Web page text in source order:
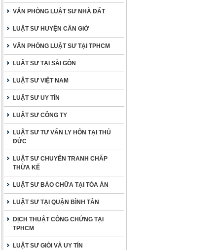
VĂN PHÒNG LUẬT SƯ NHÀ ĐẤT
LUẬT SƯ HUYỆN CẦN GIỜ
VĂN PHÒNG LUẬT SƯ TẠI TPHCM
LUẬT SƯ TẠI SÀI GÒN
LUẬT SƯ VIỆT NAM
LUẬT SƯ UY TÍN
LUẬT SƯ CÔNG TY
LUẬT SƯ TƯ VẤN LY HÔN TẠI THỦ
ĐỨC
LUẬT SƯ CHUYÊN TRANH CHẤP
THỪA KẾ
LUẬT SƯ BÀO CHỮA TẠI TÒA ÁN
LUẬT SƯ TẠI QUẬN BÌNH TÂN
DỊCH THUẬT CÔNG CHỨNG TẠI
TPHCM
LUẬT SƯ GIỎI VÀ UY TÍN